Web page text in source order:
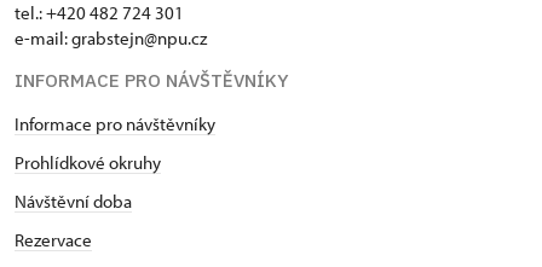
tel.: +420 482 724 301
e-mail: grabstejn@npu.cz
INFORMACE PRO NÁVŠTĚVNÍKY
Informace pro návštěvníky
Prohlídkové okruhy
Návštěvní doba
Rezervace